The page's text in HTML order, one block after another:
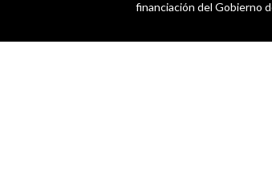
financiación del Gobierno